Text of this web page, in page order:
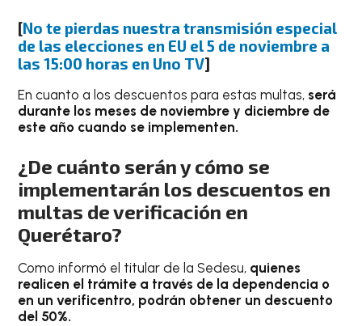
[No te pierdas nuestra transmisión especial
de las elecciones en EU el 5 de noviembre a
las 15:00 horas en Uno TV]
En cuanto a los descuentos para estas multas, será
durante los meses de noviembre y diciembre de
este año cuando se implementen.
¿De cuánto serán y cómo se
implementarán los descuentos en
multas de verificación en
Querétaro?
Como informó el titular de la Sedesu, quienes
realicen el trámite a través de la dependencia o
en un verificentro, podrán obtener un descuento
del 50%.